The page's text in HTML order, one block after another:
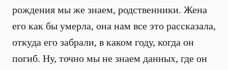
рождения мы же знаем, родственники. Жена
его как бы умерла, она нам все это рассказала,
откуда его забрали, в каком году, когда он
погиб. Ну, точно мы не знаем данных, где он